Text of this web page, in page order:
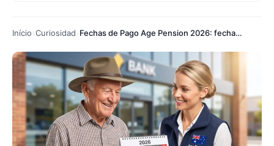
Início Curiosidad Fechas de Pago Age Pension 2026: fechas exactas